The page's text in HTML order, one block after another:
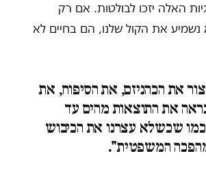
האלה יזכו לבולטות. אם רק
נשמיע את הקול שלנו, הם בחיים לא
את הכהניזם, את הסיפוח, את
את התוצאות מהים עד
כמו שכשלא עצרנו את הכיבוש
המשפטית".